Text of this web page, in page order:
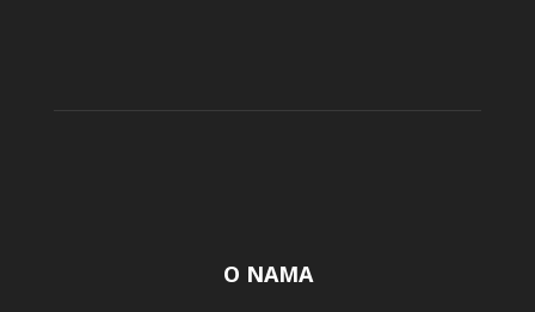
O NAMA